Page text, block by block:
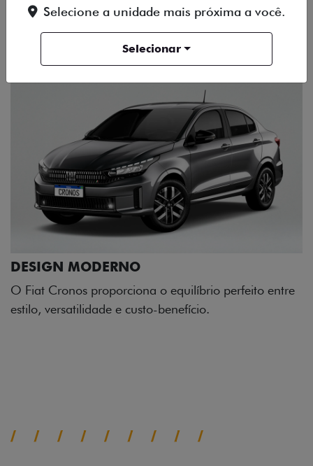
entre
Selecione a unidade mais próxima a você.
Selecionar